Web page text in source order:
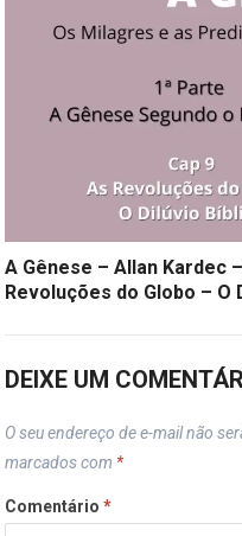
A Gênese – Allan Kardec
Revoluções do Globo – O
DEIXE UM
O seu endereço de e-mail não
marcados com *
Comentário*